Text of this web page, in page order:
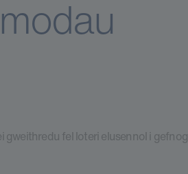
gweithredu fel loteri elusennol i gefnogi